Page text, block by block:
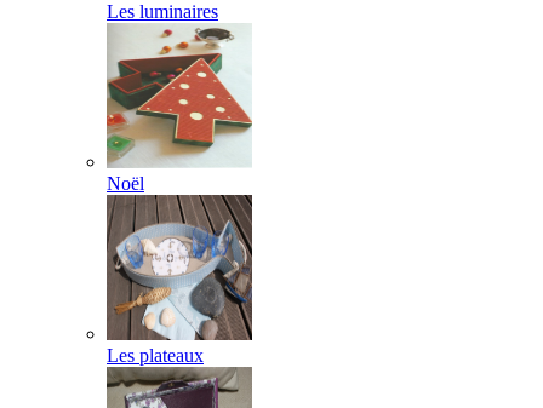
Les luminaires
Noël
Les plateaux